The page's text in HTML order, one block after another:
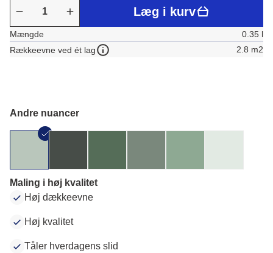
Læg i kurv
Mængde
0.35 l
Rækkeevne ved ét lag
2.8 m2
Andre nuancer
Maling i høj kvalitet
Høj dækkeevne
Høj kvalitet
Tåler hverdagens slid